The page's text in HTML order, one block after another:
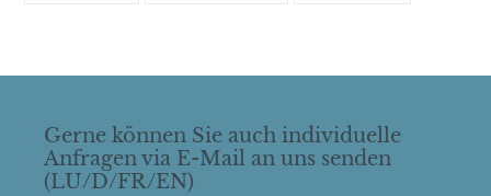
Gerne können Sie auch individuelle
Anfragen via E-Mail an uns senden
(LU/D/FR/EN)